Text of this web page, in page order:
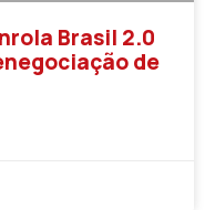
Brasil 2.0
de